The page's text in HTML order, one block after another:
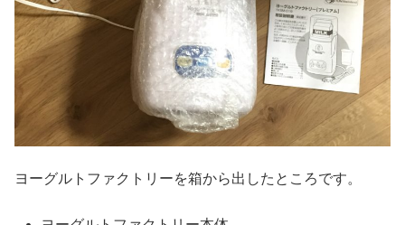
ヨーグルトファクトリーを箱から出したところです。